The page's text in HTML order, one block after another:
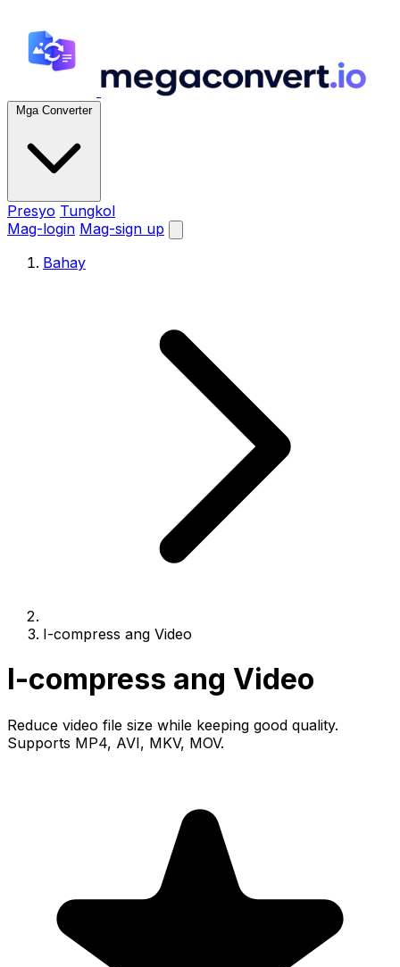
Mga Converter
Presyo Tungkol
Mag-login Mag-sign up
Bahay
I-compress ang Video
I-compress ang Video
Reduce video file size while keeping good quality.
Supports MP4, AVI, MKV, MOV.